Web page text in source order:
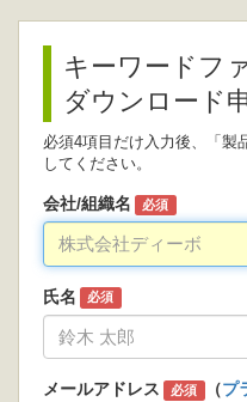
キーワードフ
ダウンロード
必須4項目だけ入力後、「製
してください。
会社/組織名 必須
氏名 必須
メールアドレス 必須 （プ